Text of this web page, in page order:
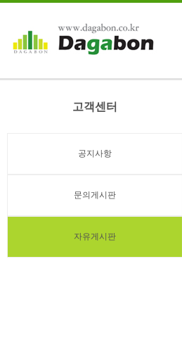
고객센터
공지사항
문의게시판
자유게시판